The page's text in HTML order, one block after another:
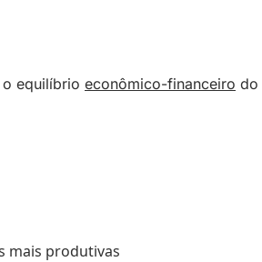
equilíbrio econômico-financeiro do
mais produtivas